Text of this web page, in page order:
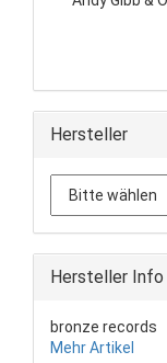
Hersteller
Hersteller Info
bronze records
Mehr Artikel